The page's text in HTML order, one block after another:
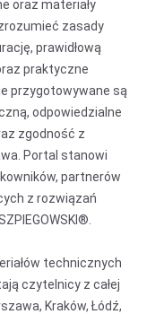
oraz materiały
zasady
prawidłową
praktyczne
przygotowywane są
odpowiedzialne
zgodność z
Portal stanowi
partnerów
z rozwiązań
technicznych
czytelnicy z całej
Kraków, Łódź,